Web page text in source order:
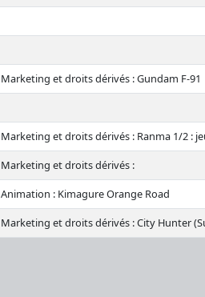
Marketing et droits dérivés : Gundam F-91
Marketing et droits dérivés : Ranma 1/2 :
Marketing et droits dérivés :
Animation : Kimagure Orange Road
Marketing et droits dérivés : City Hunter